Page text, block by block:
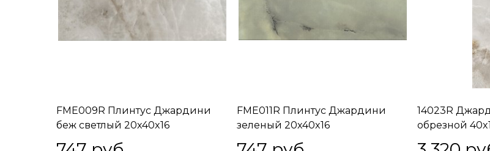
FME009R Плинтус Джардини
беж светлый 20x40x16
FME011R Плинтус Джардини
зеленый 20x40x16
14023R
обрезной